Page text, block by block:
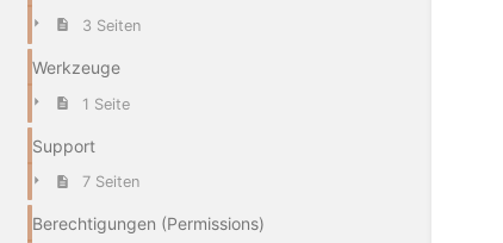
3 Seiten
Werkzeuge
1 Seite
Support
7 Seiten
Berechtigungen (Permissions)